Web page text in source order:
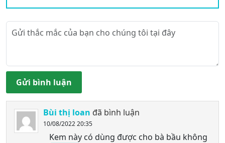
Gửi bình luận
Bùi thị loan đã bình luận
10/08/2022 20:35
Kem này có dùng được cho bà bầu không